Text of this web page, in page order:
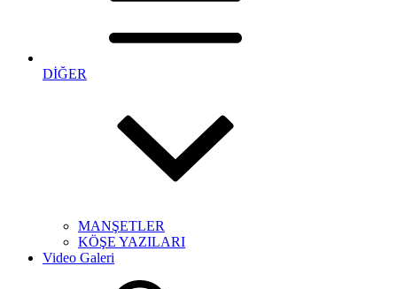
DİĞER
MANŞETLER
KÖŞE YAZILARI
Video Galeri